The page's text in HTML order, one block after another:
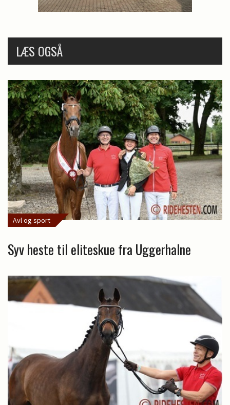
LÆS OGSÅ
Avl og sport
Syv heste til eliteskue fra Uggerhalne